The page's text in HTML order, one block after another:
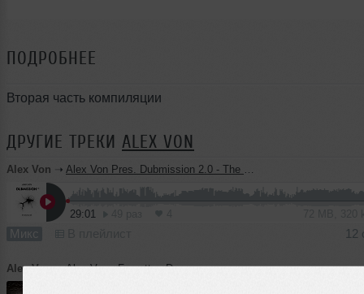
ПОДРОБНЕЕ
Вторая часть компиляции
ДРУГИЕ ТРЕКИ ALEX VON
Alex Von ➝ Alex Von Pres. Dubmission 2.0 - The Neurocyte (Light Side)
29:01
Микс 12
Alex Von ➝Alex Von - Forgotten Dreams